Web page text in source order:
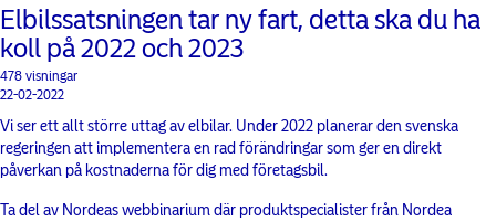
Elbilssatsningen tar ny fart, detta ska du ha
koll på 2022 och 2023
478 visningar
22-02-2022
Vi ser ett allt större uttag av elbilar. Under 2022 planerar den svenska
regeringen att implementera en rad förändringar som ger en direkt
påverkan på kostnaderna för dig med företagsbil.
Ta del av Nordeas webbinarium där produktspecialister från Nordea